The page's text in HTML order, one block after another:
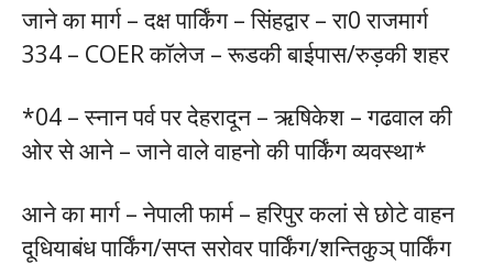
जाने का मार्ग – दक्ष पार्किंग – सिंहद्वार – रा0 राजमार्ग
334 – COER कॉलेज – रूडकी बाईपास/रुड़की शहर
*04 – स्नान पर्व पर देहरादून – ऋषिकेश – गढवाल की
ओर से आने – जाने वाले वाहनो की पार्किंग व्यवस्था*
आने का मार्ग – नेपाली फार्म – हरिपुर कलां से छोटे वाहन
दूधियाबंध पार्किंग/सप्त सरोवर पार्किंग/शन्तिकुञ् पार्किंग